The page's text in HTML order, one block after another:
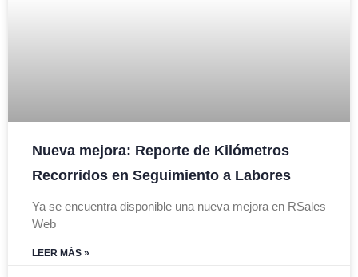
Nueva mejora: Reporte de Kilómetros
Recorridos en Seguimiento a Labores
Ya se encuentra disponible una nueva mejora en RSales
Web
LEER MÁS »